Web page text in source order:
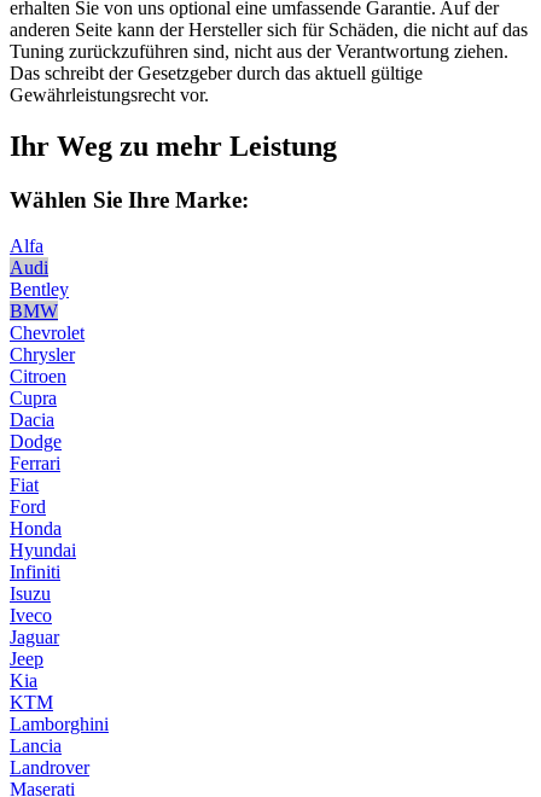
erhalten Sie von uns optional eine umfassende Garantie. Auf der
anderen Seite kann der Hersteller sich für Schäden, die nicht auf das
Tuning zurückzuführen sind, nicht aus der Verantwortung ziehen.
Das schreibt der Gesetzgeber durch das aktuell gültige
Gewährleistungsrecht vor.
Ihr Weg zu mehr Leistung
Wählen Sie Ihre Marke:
Alfa
Audi
Bentley
BMW
Chevrolet
Chrysler
Citroen
Cupra
Dacia
Dodge
Ferrari
Fiat
Ford
Honda
Hyundai
Infiniti
Isuzu
Iveco
Jaguar
Jeep
Kia
KTM
Lamborghini
Lancia
Landrover
Maserati